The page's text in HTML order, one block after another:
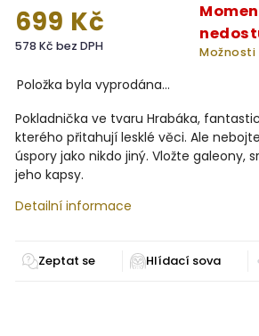
699 Kč
578 Kč bez DPH
Položka byla vyprodána…
Pokladnička ve tvaru Hrabáka,
kterého přitahují lesklé věci. Ale
úspory jako nikdo jiný. Vložte galeony,
jeho kapsy.
Detailní informace
Zeptat se